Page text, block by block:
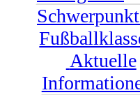
Aktuelle